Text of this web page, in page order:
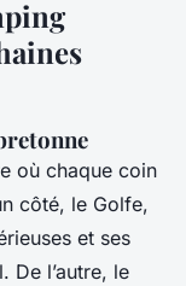
où chaque coin
côté, le Golfe,
et ses
De l’autre, le